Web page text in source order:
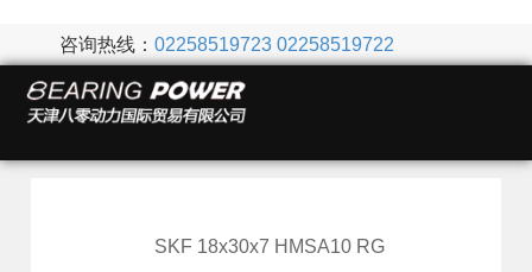
咨询热线： 02258519723 02258519722
SKF 18x30x7 HMSA10 RG